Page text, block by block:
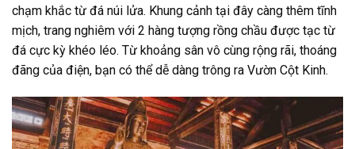
chạm khắc từ đá núi lửa. Khung cảnh tại đây càng thêm tĩnh
mịch, trang nghiêm với 2 hàng tượng rồng chầu được tạc từ
đá cực kỳ khéo léo. Từ khoảng sân vô cùng rộng rãi, thoáng
đãng của điện, bạn có thể dễ dàng trông ra Vườn Cột Kinh.